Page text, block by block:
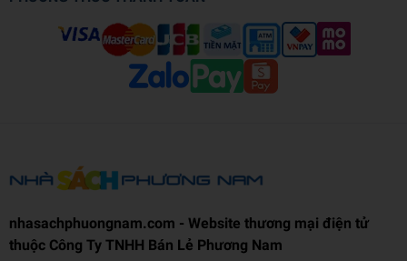
nhasachphuongnam.com - Website thương mại điện tử
thuộc Công Ty TNHH Bán Lẻ Phương Nam